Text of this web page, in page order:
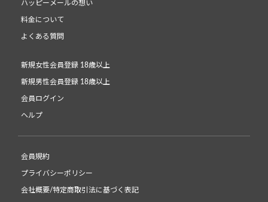
ハッピーメールの想い
料金について
よくある質問
新規女性会員登録 18歳以上
新規男性会員登録 18歳以上
会員ログイン
ヘルプ
会員規約
プライバシーポリシー
会社概要/特定商取引法に基づく表記